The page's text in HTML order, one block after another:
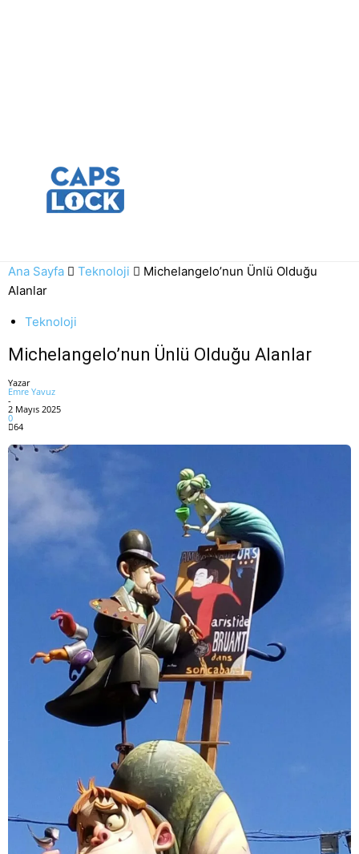
Ana Sayfa Teknoloji
Michelangelo’nun Ünlü Olduğu
Alanlar
Teknoloji
Michelangelo’nun Ünlü Olduğu Alanlar
Yazar
Emre Yavuz
-
2 Mayıs 2025
0
64